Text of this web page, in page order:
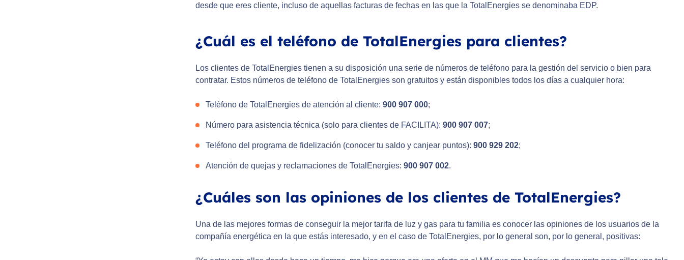
desde que eres cliente, incluso de aquellas facturas de fechas en las que la TotalEnergies se denominaba EDP.
¿Cuál es el teléfono de TotalEnergies para clientes?
Los clientes de TotalEnergies tienen a su disposición una serie de números de teléfono para la gestión del servicio o bien para
contratar. Estos números de teléfono de TotalEnergies son gratuitos y están disponibles todos los días a cualquier hora:
Teléfono de TotalEnergies de atención al cliente: 900 907 000;
Número para asistencia técnica (solo para clientes de FACILITA): 900 907 007;
Teléfono del programa de fidelización (conocer tu saldo y canjear puntos): 900 929 202;
Atención de quejas y reclamaciones de TotalEnergies: 900 907 002.
¿Cuáles son las opiniones de los clientes de TotalEnergies?
Una de las mejores formas de conseguir la mejor tarifa de luz y gas para tu familia es conocer las opiniones de los usuarios de la
compañía energética en la que estás interesado, y en el caso de TotalEnergies, por lo general son, por lo general, positivas: